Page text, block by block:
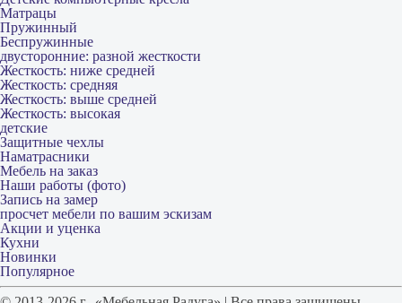
Матрацы
Пружинный
Беспружинные
двусторонние: разной жесткости
Жесткость: ниже средней
Жесткость: средняя
Жесткость: выше средней
Жесткость: высокая
детские
Защитные чехлы
Наматрасники
Мебель на заказ
Наши работы (фото)
Запись на замер
просчет мебели по вашим эскизам
Акции и уценка
Кухни
Новинки
Популярное